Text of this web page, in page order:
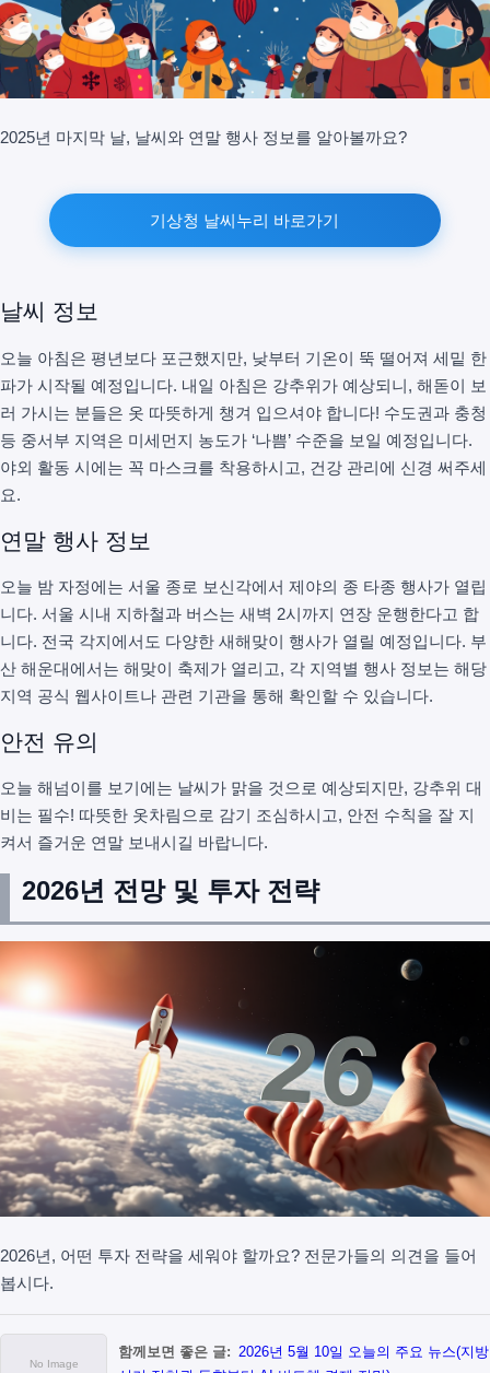
2025년 마지막 날, 날씨와 연말 행사 정보를 알아볼까요?
기상청 날씨누리 바로가기
날씨 정보
오늘 아침은 평년보다 포근했지만, 낮부터 기온이 뚝 떨어져 세밑 한
파가 시작될 예정입니다. 내일 아침은 강추위가 예상되니, 해돋이 보
러 가시는 분들은 옷 따뜻하게 챙겨 입으셔야 합니다! 수도권과 충청
등 중서부 지역은 미세먼지 농도가 ‘나쁨’ 수준을 보일 예정입니다.
야외 활동 시에는 꼭 마스크를 착용하시고, 건강 관리에 신경 써주세
요.
연말 행사 정보
오늘 밤 자정에는 서울 종로 보신각에서 제야의 종 타종 행사가 열립
니다. 서울 시내 지하철과 버스는 새벽 2시까지 연장 운행한다고 합
니다. 전국 각지에서도 다양한 새해맞이 행사가 열릴 예정입니다. 부
산 해운대에서는 해맞이 축제가 열리고, 각 지역별 행사 정보는 해당
지역 공식 웹사이트나 관련 기관을 통해 확인할 수 있습니다.
안전 유의
오늘 해넘이를 보기에는 날씨가 맑을 것으로 예상되지만, 강추위 대
비는 필수! 따뜻한 옷차림으로 감기 조심하시고, 안전 수칙을 잘 지
켜서 즐거운 연말 보내시길 바랍니다.
2026년 전망 및 투자 전략
2026년, 어떤 투자 전략을 세워야 할까요? 전문가들의 의견을 들어
봅시다.
함께보면 좋은 글: 2026년 5월 10일 오늘의 주요 뉴스(지방